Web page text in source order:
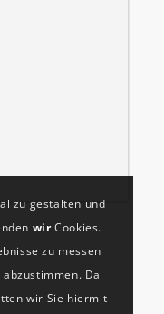
zu gestalten und
wirCookies.
zu messen
Da
wir Sie hiermit